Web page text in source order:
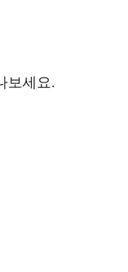
보세요.